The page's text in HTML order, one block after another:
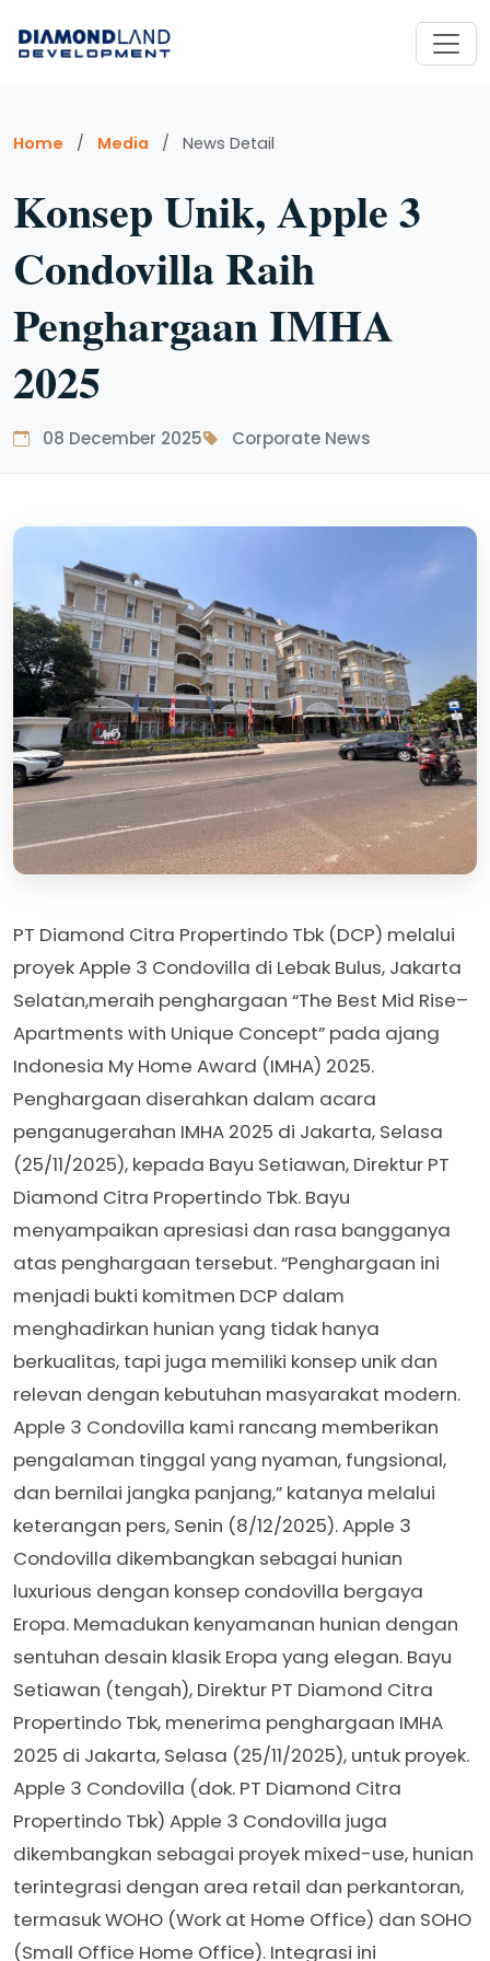
Home / Media / News Detail
Konsep Unik, Apple 3
Condovilla Raih
Penghargaan IMHA
2025
08 December 2025 Corporate News
PT Diamond Citra Propertindo Tbk (DCP) melalui
proyek Apple 3 Condovilla di Lebak Bulus, Jakarta
Selatan,meraih penghargaan “The Best Mid Rise–
Apartments with Unique Concept” pada ajang
Indonesia My Home Award (IMHA) 2025.
Penghargaan diserahkan dalam acara
penganugerahan IMHA 2025 di Jakarta, Selasa
(25/11/2025), kepada Bayu Setiawan, Direktur PT
Diamond Citra Propertindo Tbk. Bayu
menyampaikan apresiasi dan rasa bangganya
atas penghargaan tersebut. “Penghargaan ini
menjadi bukti komitmen DCP dalam
menghadirkan hunian yang tidak hanya
berkualitas, tapi juga memiliki konsep unik dan
relevan dengan kebutuhan masyarakat modern.
Apple 3 Condovilla kami rancang memberikan
pengalaman tinggal yang nyaman, fungsional,
dan bernilai jangka panjang,” katanya melalui
keterangan pers, Senin (8/12/2025). Apple 3
Condovilla dikembangkan sebagai hunian
luxurious dengan konsep condovilla bergaya
Eropa. Memadukan kenyamanan hunian dengan
sentuhan desain klasik Eropa yang elegan. Bayu
Setiawan (tengah), Direktur PT Diamond Citra
Propertindo Tbk, menerima penghargaan IMHA
2025 di Jakarta, Selasa (25/11/2025), untuk proyek.
Apple 3 Condovilla (dok. PT Diamond Citra
Propertindo Tbk) Apple 3 Condovilla juga
dikembangkan sebagai proyek mixed-use, hunian
terintegrasi dengan area retail dan perkantoran,
termasuk WOHO (Work at Home Office) dan SOHO
(Small Office Home Office). Integrasi ini